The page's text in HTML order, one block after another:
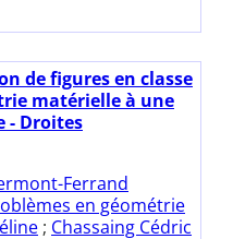
de figures en classe
matérielle à une
- Droites
Ferrand
en géométrie
; Chassaing Cédric